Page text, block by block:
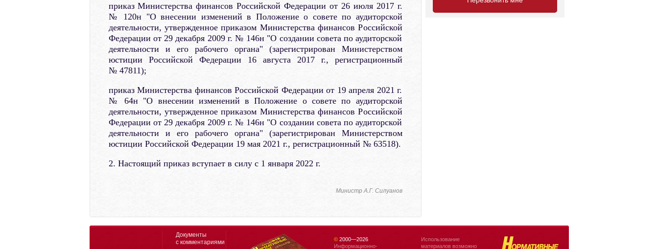
приказ Министерства финансов Российской Федерации от 26 июля 2017 г.
№ 120н "О внесении изменений в Положение о совете по аудиторской
деятельности, утвержденное приказом Министерства финансов Российской
Федерации от 29 декабря 2009 г. № 146н "О создании совета по аудиторской
деятельности и его рабочего органа" (зарегистрирован Министерством
юстиции Российской Федерации 16 августа 2017 г., регистрационный
№ 47811);
приказ Министерства финансов Российской Федерации от 19 апреля 2021 г.
№ 64н "О внесении изменений в Положение о совете по аудиторской
деятельности, утвержденное приказом Министерства финансов Российской
Федерации от 29 декабря 2009 г. № 146н "О создании совета по аудиторской
деятельности и его рабочего органа" (зарегистрирован Министерством
юстиции Российской Федерации 19 мая 2021 г., регистрационный № 63518).
2. Настоящий приказ вступает в силу с 1 января 2022 г.
Министр А.Г. Силуанов
Документы
с комментариями
©2000—2026
Информационно-
Использование
материалов возможно